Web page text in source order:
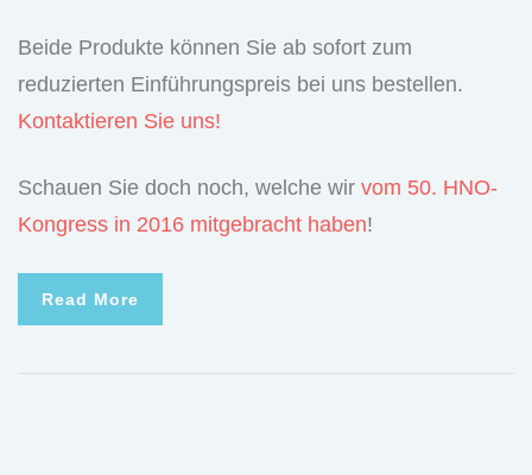
Beide Produkte können Sie ab sofort zum
reduzierten Einführungspreis bei uns bestellen.
Kontaktieren Sie uns!
Schauen Sie doch noch, welche wir vom 50. HNO-
Kongress in 2016 mitgebracht haben!
Read More